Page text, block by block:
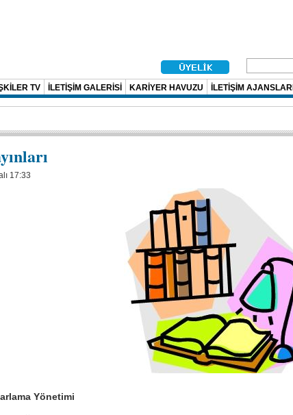
TV İLETİŞİM GALERİSİ KARİYER HAVUZU İLETİŞİM AJANSLARI
17:33
Yönetimi